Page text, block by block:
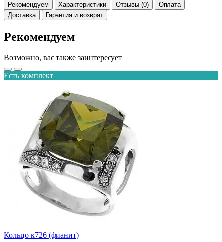
Рекомендуем Характеристики Отзывы (0)
Оплата
Доставка
Гарантия и возврат
Рекомендуем
Возможно, вас также заинтересует
Есть комплект
Кольцо к726 (фианит)